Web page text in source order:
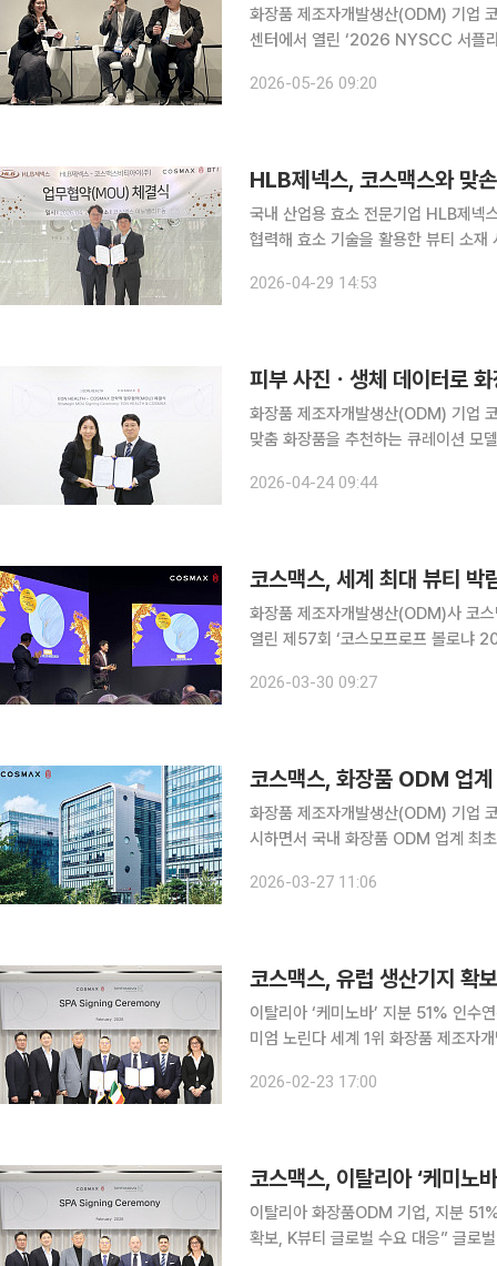
화장품 제조자개발생산(ODM) 기업
센터에서 열린 ‘2026 NYSCC 서플
플라이어스 데이’는 글로벌 화장품 원
2026-05-26 09:20
HLB제넥스, 코스맥스와 맞
국내 산업용 효소 전문기업 HLB제넥
협력해 효소 기술을 활용한 뷰티 소재 시장에 본격 진출한다
업무협약(MOU)을 체결했다고 밝혔
2026-04-29 14:53
화장품 제조자개발생산(ODM) 기업
맞춤 화장품을 추천하는 큐레이션 모델
2026-04-24 09:44
코스맥스, 세계 최대 뷰티 박
화장품 제조자개발생산(ODM)사 코
열린 제57회 ‘코스모프로프 볼로냐
모의 미용·뷰티 박람회로 꼽힌다. 코
2026-03-30 09:27
코스맥스, 화장품 ODM 업
화장품 제조자개발생산(ODM) 기업
시하면서 국내 화장품 ODM 업계 최초로 '고배당기
2026-03-27 11:06
코스맥스, 유럽 생산기지 확
이탈리아 ‘케미노바’ 지분 51% 인
미엄 노린다 세계 1위 화장품 제조자개발생산(ODM) 기업 코스맥스가 이탈리아 화장품 기업 ‘케미
개국 생산 네트워크를 완성하고 북미
2026-02-23 17:00
코스맥스, 이탈리아 ‘케미노
이탈리아 화장품ODM 기업, 지분
확보, K뷰티 글로벌 수요 대응” 글로벌 1위 제조자개발생산(ODM) 기업 코스맥스가 이탈리아 현지